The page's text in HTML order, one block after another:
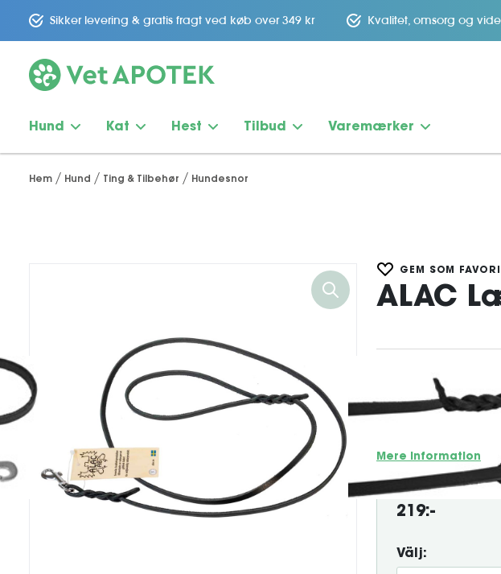
Sikker levering & gratis fragt ved køb over 349 kr Kvalitet, omsorg og
Hund Kat Hest Tilbud Varemærker
Hem Hund Ting & Tilbehør Hundesnor
GEM SOM
ALAC
ALAC Læderline
miljøcertificeret
samtidig med at den
Mere information
219:-
Välj: